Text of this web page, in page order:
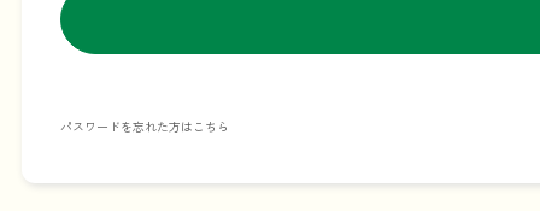
パスワードを忘れた方はこちら